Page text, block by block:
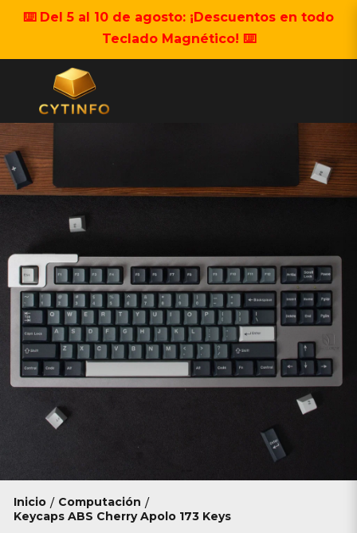
⌨️ Del 5 al 10 de agosto: ¡Descuentos en todo
Teclado Magnético! ⌨️
Inicio / Computación /
Keycaps ABS Cherry Apolo 173 Keys